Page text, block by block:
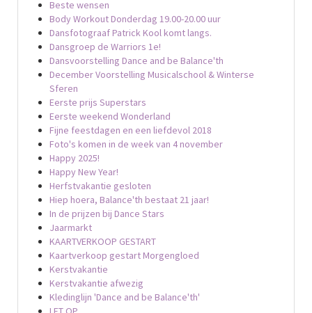
Beste wensen
Body Workout Donderdag 19.00-20.00 uur
Dansfotograaf Patrick Kool komt langs.
Dansgroep de Warriors 1e!
Dansvoorstelling Dance and be Balance'th
December Voorstelling Musicalschool & Winterse
Sferen
Eerste prijs Superstars
Eerste weekend Wonderland
Fijne feestdagen en een liefdevol 2018
Foto's komen in de week van 4 november
Happy 2025!
Happy New Year!
Herfstvakantie gesloten
Hiep hoera, Balance'th bestaat 21 jaar!
In de prijzen bij Dance Stars
Jaarmarkt
KAARTVERKOOP GESTART
Kaartverkoop gestart Morgengloed
Kerstvakantie
Kerstvakantie afwezig
Kledinglijn 'Dance and be Balance'th'